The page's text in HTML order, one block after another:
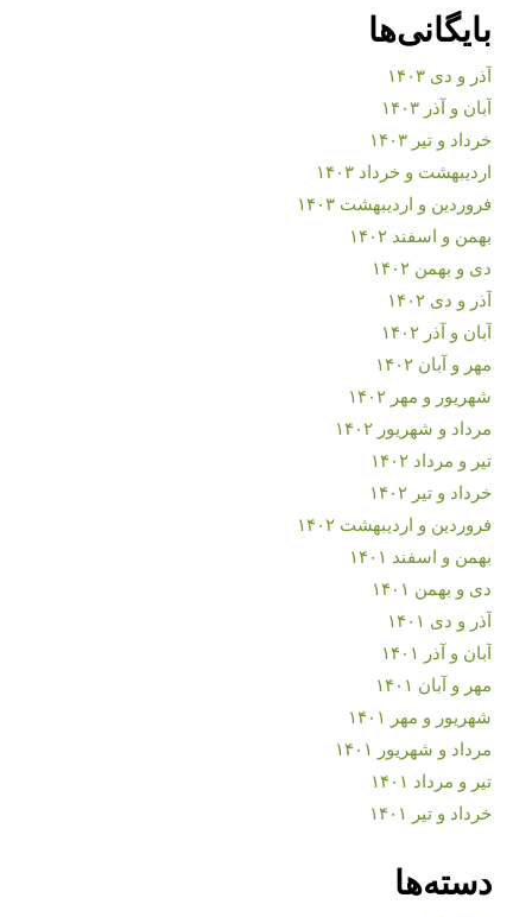
بایگانی‌ها
آذر و دی ۱۴۰۳
آبان و آذر ۱۴۰۳
خرداد و تیر ۱۴۰۳
اردیبهشت و خرداد ۱۴۰۳
فروردین و اردیبهشت ۱۴۰۳
بهمن و اسفند ۱۴۰۲
دی و بهمن ۱۴۰۲
آذر و دی ۱۴۰۲
آبان و آذر ۱۴۰۲
مهر و آبان ۱۴۰۲
شهریور و مهر ۱۴۰۲
مرداد و شهریور ۱۴۰۲
تیر و مرداد ۱۴۰۲
خرداد و تیر ۱۴۰۲
فروردین و اردیبهشت ۱۴۰۲
بهمن و اسفند ۱۴۰۱
دی و بهمن ۱۴۰۱
آذر و دی ۱۴۰۱
آبان و آذر ۱۴۰۱
مهر و آبان ۱۴۰۱
شهریور و مهر ۱۴۰۱
مرداد و شهریور ۱۴۰۱
تیر و مرداد ۱۴۰۱
خرداد و تیر ۱۴۰۱
دسته‌ها